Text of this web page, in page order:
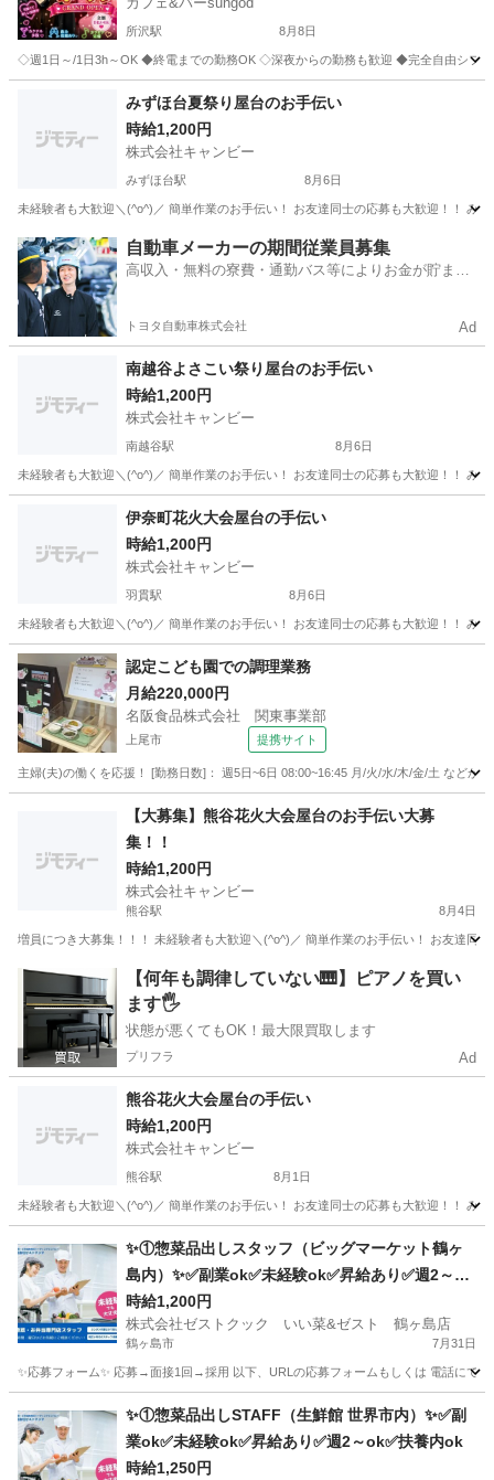
所沢駅 8月8日
◇週1日～/1日3h～OK ◆終電までの勤務OK ◇深夜からの勤務も歓迎 ◆完全自由シフ
所沢駅 バーテンダー 時給
みずほ台夏祭り屋台のお手伝い
時給1,200円
株式会社キャンビー
みずほ台駅 8月6日
埼玉 富士見市 みずほ台駅 飲食 夏祭り
自動車メーカーの期間従業員募集
高収入・無料の寮費・通勤バス等によりお金が貯まり
トヨタ自動車株式会社 Ad
南越谷よさこい祭り屋台のお手伝い
時給1,200円
株式会社キャンビー
南越谷駅 8月6日
南越谷駅 飲食 屋台
伊奈町花火大会屋台の手伝い
時給1,200円
株式会社キャンビー
羽貫駅 8月6日
埼玉 北足立郡 羽貫駅 飲食 花火大会
認定こども園での調理業務
月給220,000円
名阪食品株式会社 関東事業部
上尾市 提携サイト
主婦(夫)の働くを応援！ [勤務日数]： 週5日~6日 08:00~16:45 月/火/水/木/金/土 など
キッチン
【大募集】熊谷花火大会屋台のお手伝い大募
集！！
時給1,200円
株式会社キャンビー
熊谷駅 8月4日
埼玉 熊谷市 熊谷駅 飲食 屋台
【何年も調律していない🎹】ピアノを買い
ます🖐️
状態が悪くてもOK！最大限買取します
プリフラ Ad
熊谷花火大会屋台の手伝い
時給1,200円
株式会社キャンビー
熊谷駅 8月1日
熊谷駅 飲食 屋台
✨①惣菜品出しスタッフ（ビッグマーケット鶴ヶ
島内）✨✅副業ok✅未経験ok✅昇給あり✅週2～ok
✅扶養内ok
時給1,200円
株式会社ゼストクック いい菜&ゼスト 鶴ヶ島店
鶴ヶ島市 7月31日
✨応募フォーム✨ 応募→面接1回→採用 以下、URLの応募フォームもしくは 電話にて
キッチン
✨①惣菜品出しSTAFF（生鮮館 世界市内）✨✅副
業ok✅未経験ok✅昇給あり✅週2～ok✅扶養内ok
時給1,250円